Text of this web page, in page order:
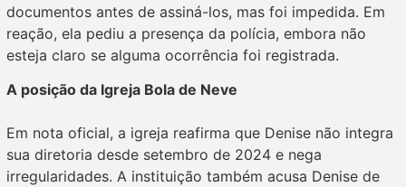
documentos antes de assiná-los, mas foi impedida. Em
reação, ela pediu a presença da polícia, embora não
esteja claro se alguma ocorrência foi registrada.
A posição da Igreja Bola de Neve
Em nota oficial, a igreja reafirma que Denise não integra
sua diretoria desde setembro de 2024 e nega
irregularidades. A instituição também acusa Denise de